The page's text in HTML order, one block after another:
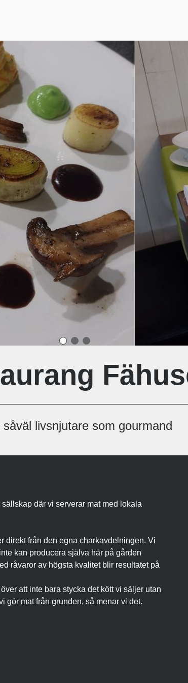
livsnjutare som gourmand
där vi serverar mat med lokala
direkt från den egna charkavdelningen. Vi
kan producera själva här på gården
råvaror av högsta kvalitet blir resultatet på
att inte bara stycka det kött vi säljer utan
gör mat från grunden, så menar vi det.